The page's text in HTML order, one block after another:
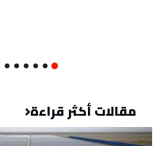
مقالات أكثر قراءة